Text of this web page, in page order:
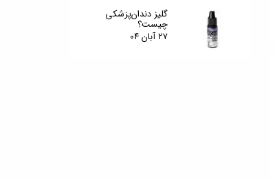
گلیز دندان‌پزشکی
چیست؟
۲۷ آبان ۰۴